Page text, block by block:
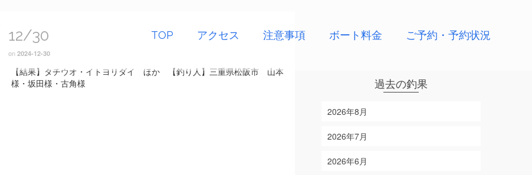
TOP アクセス 注意事項 ボート料金 ご予約・予約状況
12/30
on 2024-12-30
【結果】タチウオ・イトヨリダイ ほか 【釣り人】三重県松阪市 山本
様・坂田様・古角様
過去の釣果
2026年8月
2026年7月
2026年6月